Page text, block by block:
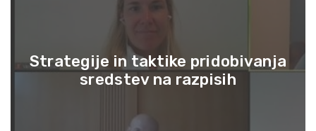
Strategije in taktike pridobivanja
sredstev na razpisih